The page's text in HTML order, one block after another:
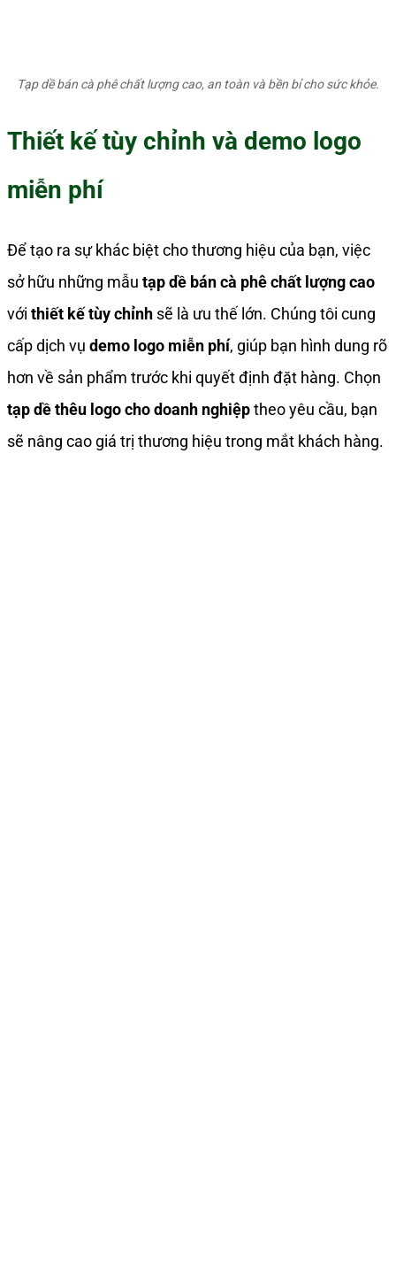
Tạp dề bán cà phê chất lượng cao, an toàn và bền bỉ cho sức khỏe.
Thiết kế tùy chỉnh và demo logo
miễn phí
Để tạo ra sự khác biệt cho thương hiệu của bạn, việc
sở hữu những mẫu tạp dề bán cà phê chất lượng cao
với thiết kế tùy chỉnh sẽ là ưu thế lớn. Chúng tôi cung
cấp dịch vụ demo logo miễn phí, giúp bạn hình dung rõ
hơn về sản phẩm trước khi quyết định đặt hàng. Chọn
tạp dề thêu logo cho doanh nghiệptheo yêu cầu, bạn
sẽ nâng cao giá trị thương hiệu trong mắt khách hàng.